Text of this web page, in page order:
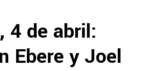
4 de abril:
Ebere y Joel